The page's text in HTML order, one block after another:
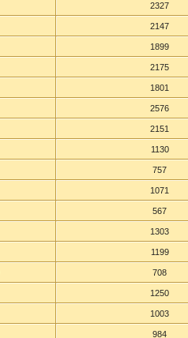
2327
2147
1899
2175
1801
2576
2151
1130
757
1071
567
1303
1199
708
1250
1003
984